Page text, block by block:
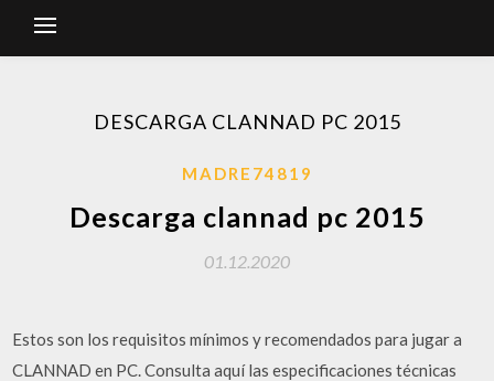
DESCARGA CLANNAD PC 2015
MADRE74819
Descarga clannad pc 2015
01.12.2020
Estos son los requisitos mínimos y recomendados para jugar a
CLANNAD en PC. Consulta aquí las especificaciones técnicas